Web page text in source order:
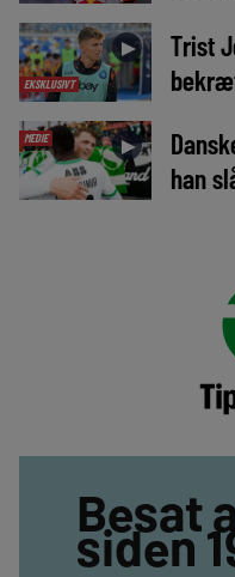
EKSKLUSIVT
►
Trist
MEDIE ►
han
Besat
siden